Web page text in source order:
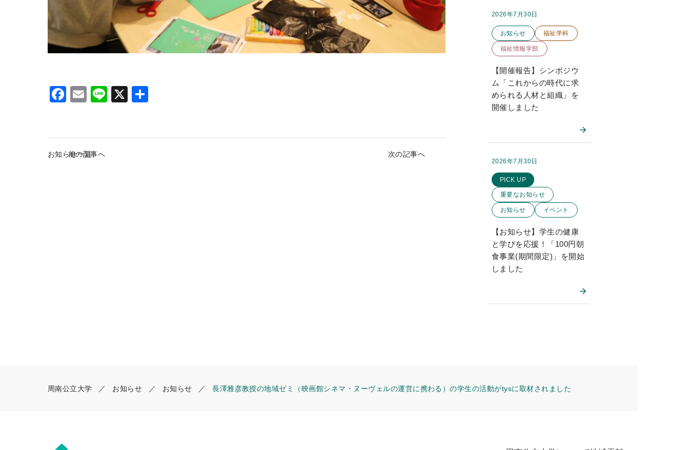
F
e
b
E
l
Li
X
e
前の記事へ 次の記事へ
お知らせ一覧
掲載日：
2026年7月30日
このお知らせのカテゴリー
お知らせ 福祉学科
福祉情報学部
【開催報告】シンポジウ
ム「これからの時代に求
められる人材と組織」を
開催しました
掲載日：
2026年7月30日
このお知らせのカテゴリー
PICK UP
重要なお知らせ
お知らせ イベント
【お知らせ】学生の健康
と学びを応援！「100円朝
食事業(期間限定)」を開始
しました
周南公立大学 お知らせ お知らせ 長澤雅彦教授の地域ゼミ（映画館シネマ・ヌーヴェルの運営に携わる）の学生の活動がtysに取材されました